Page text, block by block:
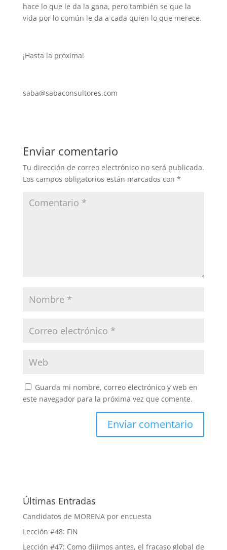
hace lo que le da la gana, pero también se que la
vida por lo común le da a cada quien lo que merece.
¡Hasta la próxima!
saba@sabaconsultores.com
Enviar comentario
Tu dirección de correo electrónico no será publicada.
Los campos obligatorios están marcados con *
Guarda mi nombre, correo electrónico y web en
este navegador para la próxima vez que comente.
Últimas Entradas
Candidatos de MORENA por encuesta
Lección #48: FIN
Lección #47: Como dijimos antes, el fracaso global de